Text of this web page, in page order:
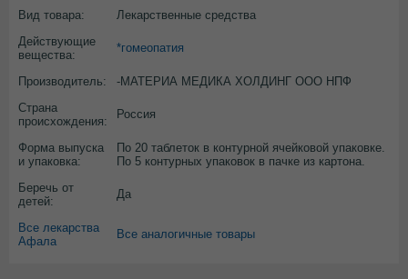
Вид товара:
Лекарственные средства
Действующие
вещества:
*гомеопатия
Производитель:
-МАТЕРИА МЕДИКА ХОЛДИНГ ООО НПФ
Страна
происхождения:
Россия
Форма выпуска
и упаковка:
По 20 таблеток в контурной ячейковой упаковке.
По 5 контурных упаковок в пачке из картона.
Беречь от
детей:
Да
Все лекарства
Афала
Все аналогичные товары